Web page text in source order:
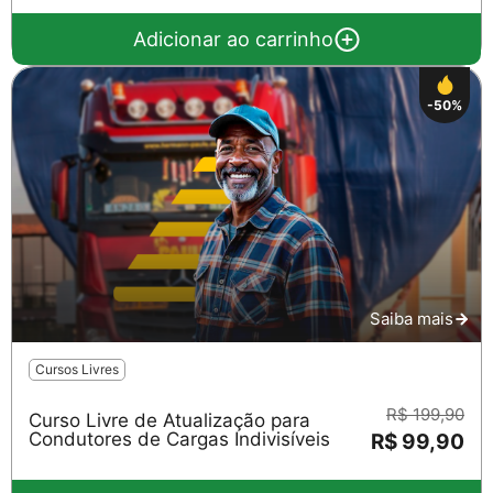
Salvar
Adicionar ao carrinho
-50%
Saiba mais
Cursos Livres
Curso Livre de Atualização para
Condutores de Cargas Indivisíveis
R$ 199,90
R$ 99,90